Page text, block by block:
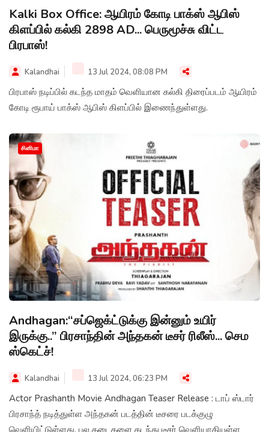
Kalki Box Office: ஆயிரம் கோடி பாக்ஸ் ஆபிஸ்
கிளப்பில் கல்கி 2898 AD... பெருமூச்சு விட்ட
பிரபாஸ்!
Kalandhai 13 Jul 2024, 08:08 PM
பிரபாஸ் நடிப்பில் கடந்த மாதம் வெளியான கல்கி திரைப்படம் ஆயிரம்
கோடி ரூபாய் பாக்ஸ் ஆபிஸ் கிளப்பில் இணைந்துள்ளது.
சினிமா
Andhagan:“சப்ஜெக்ட்டுக்கு இன்னும் உயிர்
இருக்கு..” பிரசாந்தின் அந்தகன் டீசர் ரிலீஸ்... செம
ஸ்கெட்ச்!
Kalandhai 13 Jul 2024, 06:23 PM
Actor Prashanth Movie Andhagan Teaser Release : டாப் ஸ்டார்
பிரசாந்த் நடித்துள்ள அந்தகன் படத்தின் டீசரை படக்குழு
வெளியிட்டுள்ளது. பல தடைகளை கடந்து டீசர் வெளியாகியுள்ள